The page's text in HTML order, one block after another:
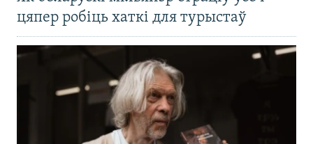
цяпер робіць хаткі для турыстаў